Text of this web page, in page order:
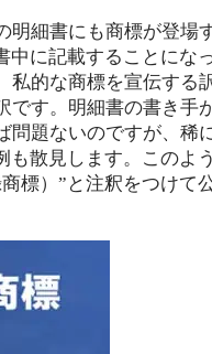
細書にも商標が登場
に記載することにな
的な商標を宣伝する
す。明細書の書き手
題ないのですが、稀
散見します。このよ
標）”と注釈をつけて